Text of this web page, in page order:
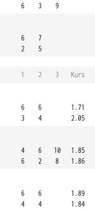
6
3
9
6
2
7
5
1 2 3
Kurs
6
3
6
4
1.71
2.05
4
6
6
2
10
8
1.85
1.86
6
4
6
4
1.89
1.84